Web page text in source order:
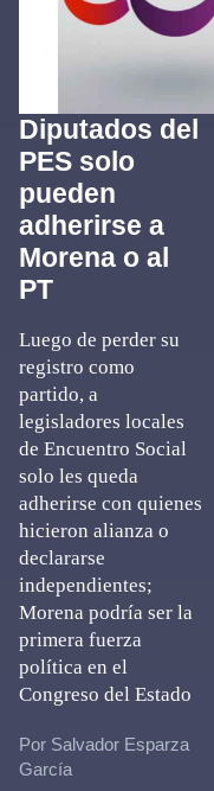
Diputados del
PES solo
pueden
adherirse a
Morena o al
PT
Luego de perder su
registro como
partido, a
legisladores locales
de Encuentro Social
solo les queda
adherirse con quienes
hicieron alianza o
declararse
independientes;
Morena podría ser la
primera fuerza
política en el
Congreso del Estado
Por Salvador Esparza
García